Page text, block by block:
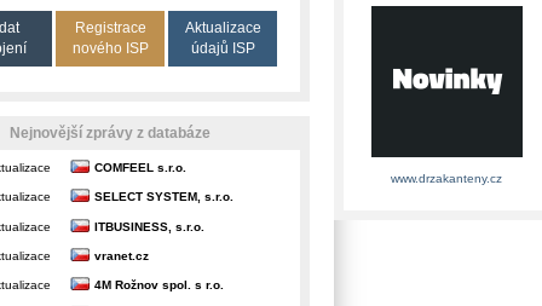
Registrace
nového ISP
Aktualizace
údajů ISP
Nejnovější zprávy z databáze
COMFEEL s.r.o.
SELECT SYSTEM, s.r.o.
ITBUSINESS, s.r.o.
vranet.cz
4M Rožnov spol. s r.o.
www.drzakanteny.cz